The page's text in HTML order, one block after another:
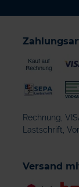
Rechnung,
Lastschrift,
Versand